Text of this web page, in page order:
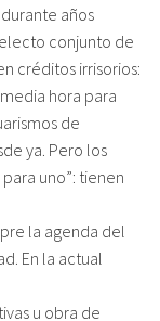
años
conjunto de
créditos irrisorios:
hora para
de
ya. Pero los
uno”: tienen
la agenda del
En la actual
u obra de